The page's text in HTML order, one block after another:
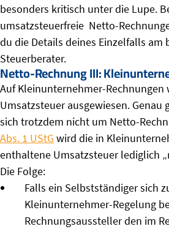
besonders kritisch unter die Lupe.
umsatzsteuerfreie Netto-
du die Details deines Einzelfalls am
Steuerberater.
Netto-Rechnung III:
Auf Kleinunternehmer-Rechnungen
Umsatzsteuer ausgewiesen. Genau
sich trotzdem nicht um Netto-
Abs. 1 UStG wird die in
enthaltene Umsatzsteuer lediglich
Die Folge:
Falls ein Selbstständiger sich
Kleinunternehmer-Regelung
Rechnungsaussteller den im